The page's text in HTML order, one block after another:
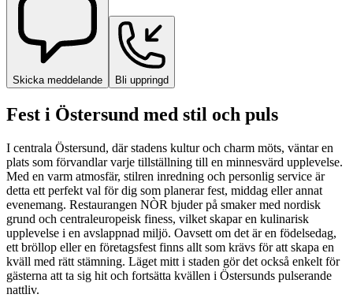
Skicka meddelande Bli uppringd
Fest i Östersund med stil och puls
I centrala Östersund, där stadens kultur och charm möts, väntar en
plats som förvandlar varje tillställning till en minnesvärd upplevelse.
Med en varm atmosfär, stilren inredning och personlig service är
detta ett perfekt val för dig som planerar fest, middag eller annat
evenemang. Restaurangen NÒR bjuder på smaker med nordisk
grund och centraleuropeisk finess, vilket skapar en kulinarisk
upplevelse i en avslappnad miljö. Oavsett om det är en födelsedag,
ett bröllop eller en företagsfest finns allt som krävs för att skapa en
kväll med rätt stämning. Läget mitt i staden gör det också enkelt för
gästerna att ta sig hit och fortsätta kvällen i Östersunds pulserande
nattliv.